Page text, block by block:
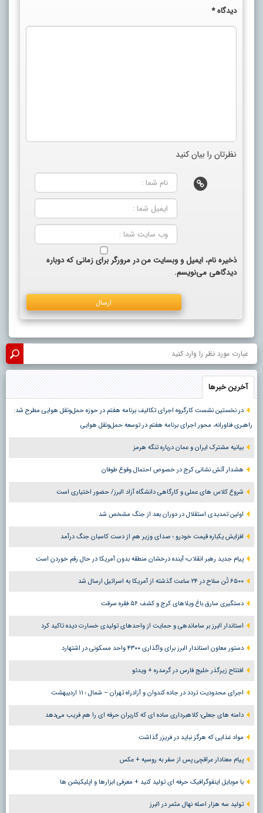
دیدگاه*
نظرتان را بیان کنید
ذخیره نام، ایمیل و وبسایت من در مرورگر برای زمانی که دوباره
دیدگاهی می‌نویسم.
آخرین خبرها
در نخستین نشست کارگروه اجرای تکالیف برنامه هفتم در حوزه حمل‌ونقل هوایی مطرح شد:
راهبری فناورانه، محور اجرای برنامه هفتم در توسعه حمل‌ونقل هوایی
بیانیه مشترک ایران و عمان درباره تنگه هرمز
هشدار آتش نشانی کرج در خصوص احتمال وقوع طوفان
شروع کلاس های عملی و کارگاهی دانشگاه آزاد البرز/ حضور اختیاری است
اولین تمدیدی استقلال در دوران بعد از جنگ مشخص شد
افزایش یکباره قیمت خودرو ؛ صدای وزیر هم از دست کاسبان جنگ درآمد
پیام جدید رهبر انقلاب؛ آینده درخشان منطقه بدون آمریکا در حال رقم خوردن است
۶۵۰۰ تُن سلاح در ۲۴ ساعت گذشته از آمریکا به اسرائیل ارسال شد
دستگیری سارق باغ ویلاهای کرج و کشف ۵۶ فقره سرقت
استاندار البرز بر ساماندهی و حمایت از واحدهای تولیدی خسارت دیده تاکید کرد
دستور معاون استاندار البرز برای واگذاری ۴۳۰۰ واحد مسکونی در اشتهارد
افتتاح زیرگذر خلیج فارس در گرمدره + ویدئو
اجرای محدودیت تردد در جاده کندوان و آزادراه تهران – شمال ؛ ١١ اردیبهشت
دامنه های جعلی؛ کلاهبرداری ساده ای که کاربران حرفه ای را هم فریب می‌دهد
مواد غذایی که هرگز نباید در فریزر گذاشت
پیام معنادار عراقچی پس از سفر به روسیه + عکس
با موبایل اینفوگرافیک حرفه ای تولید کنید + معرفی ابزارها و اپلیکیشن ها
تولید سه هزار اصله نهال مثمر در البرز